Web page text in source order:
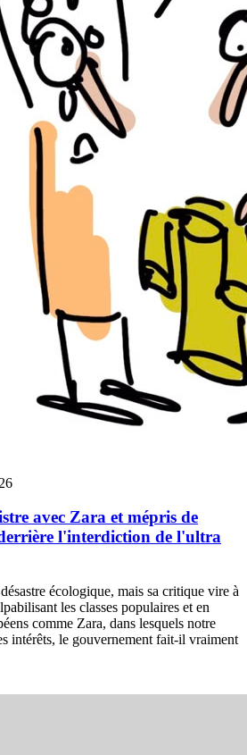
avec Zara et mépris de
l'interdiction de l'ultra
écologique, mais sa critique vire à
les classes populaires et en
comme Zara, dans lesquels notre
intérêts, le gouvernement fait-il vraiment